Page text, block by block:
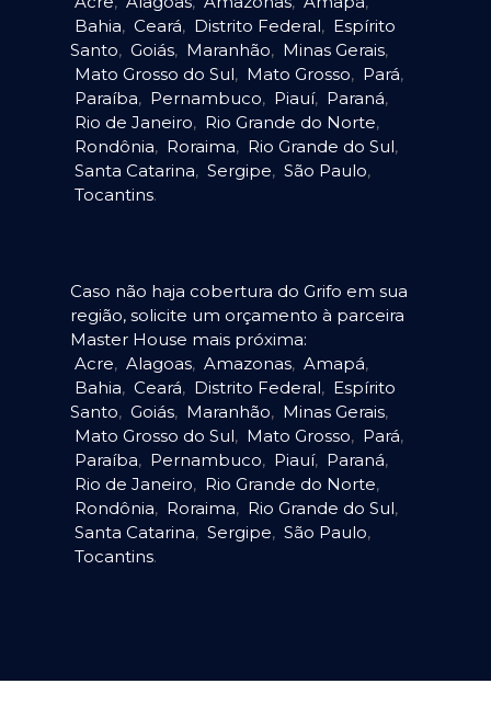
Bahia, Ceará, Distrito Federal, Espírito
Santo, Goiás, Maranhão, Minas Gerais,
Mato Grosso do Sul, Mato Grosso, Pará,
Paraíba, Pernambuco, Piauí, Paraná,
Rio de Janeiro, Rio Grande do Norte,
Rondônia, Roraima, Rio Grande do Sul,
Santa Catarina, Sergipe, São Paulo,
Tocantins.
Caso não haja cobertura do Grifo em sua
região, solicite um orçamento à parceira
Master House mais próxima:
Acre, Alagoas, Amazonas, Amapá,
Bahia, Ceará, Distrito Federal, Espírito
Santo, Goiás, Maranhão, Minas Gerais,
Mato Grosso do Sul, Mato Grosso, Pará,
Paraíba, Pernambuco, Piauí, Paraná,
Rio de Janeiro, Rio Grande do Norte,
Rondônia, Roraima, Rio Grande do Sul,
Santa Catarina, Sergipe, São Paulo,
Tocantins.